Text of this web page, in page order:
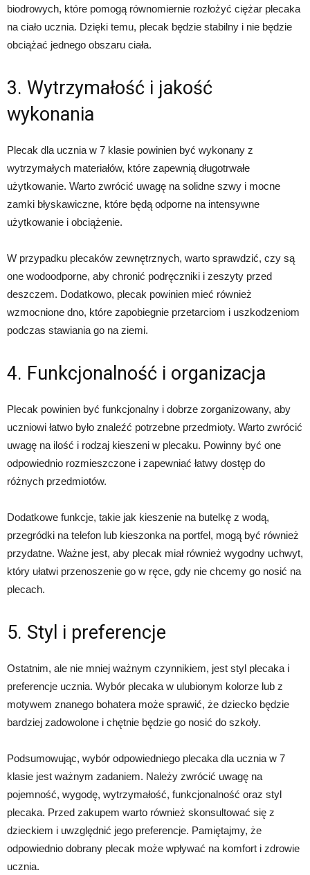
biodrowych, które pomogą równomiernie rozłożyć ciężar plecaka
na ciało ucznia. Dzięki temu, plecak będzie stabilny i nie będzie
obciążać jednego obszaru ciała.
3. Wytrzymałość i jakość
wykonania
Plecak dla ucznia w 7 klasie powinien być wykonany z
wytrzymałych materiałów, które zapewnią długotrwałe
użytkowanie. Warto zwrócić uwagę na solidne szwy i mocne
zamki błyskawiczne, które będą odporne na intensywne
użytkowanie i obciążenie.
W przypadku plecaków zewnętrznych, warto sprawdzić, czy są
one wodoodporne, aby chronić podręczniki i zeszyty przed
deszczem. Dodatkowo, plecak powinien mieć również
wzmocnione dno, które zapobiegnie przetarciom i uszkodzeniom
podczas stawiania go na ziemi.
4. Funkcjonalność i organizacja
Plecak powinien być funkcjonalny i dobrze zorganizowany, aby
uczniowi łatwo było znaleźć potrzebne przedmioty. Warto zwrócić
uwagę na ilość i rodzaj kieszeni w plecaku. Powinny być one
odpowiednio rozmieszczone i zapewniać łatwy dostęp do
różnych przedmiotów.
Dodatkowe funkcje, takie jak kieszenie na butelkę z wodą,
przegródki na telefon lub kieszonka na portfel, mogą być również
przydatne. Ważne jest, aby plecak miał również wygodny uchwyt,
który ułatwi przenoszenie go w ręce, gdy nie chcemy go nosić na
plecach.
5. Styl i preferencje
Ostatnim, ale nie mniej ważnym czynnikiem, jest styl plecaka i
preferencje ucznia. Wybór plecaka w ulubionym kolorze lub z
motywem znanego bohatera może sprawić, że dziecko będzie
bardziej zadowolone i chętnie będzie go nosić do szkoły.
Podsumowując, wybór odpowiedniego plecaka dla ucznia w 7
klasie jest ważnym zadaniem. Należy zwrócić uwagę na
pojemność, wygodę, wytrzymałość, funkcjonalność oraz styl
plecaka. Przed zakupem warto również skonsultować się z
dzieckiem i uwzględnić jego preferencje. Pamiętajmy, że
odpowiednio dobrany plecak może wpływać na komfort i zdrowie
ucznia.